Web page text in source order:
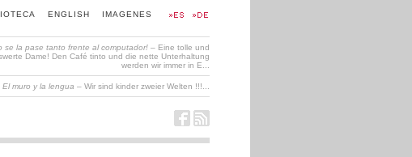
IMAGENES
ENGLISH
se la pase tanto frente al computador!– Eine tolle und
Dame! Den Café tinto und die nette Unterhaltung
werden wir immer in E...
El muro y la lengua – Wir sind kinder zweier Welten !!!...